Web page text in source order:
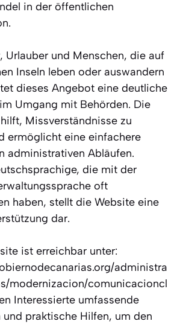
in der öffentlichen
Urlauber und Menschen, die auf
Inseln leben oder auswandern
dieses Angebot eine deutliche
Umgang mit Behörden. Die
Missverständnisse zu
ermöglicht eine einfachere
administrativen Abläufen.
die mit der
oft
haben, stellt die Website eine
dar.
ist erreichbar unter:
administra
modernizacion/comunicacioncl
Interessierte umfassende
praktische Hilfen, um den